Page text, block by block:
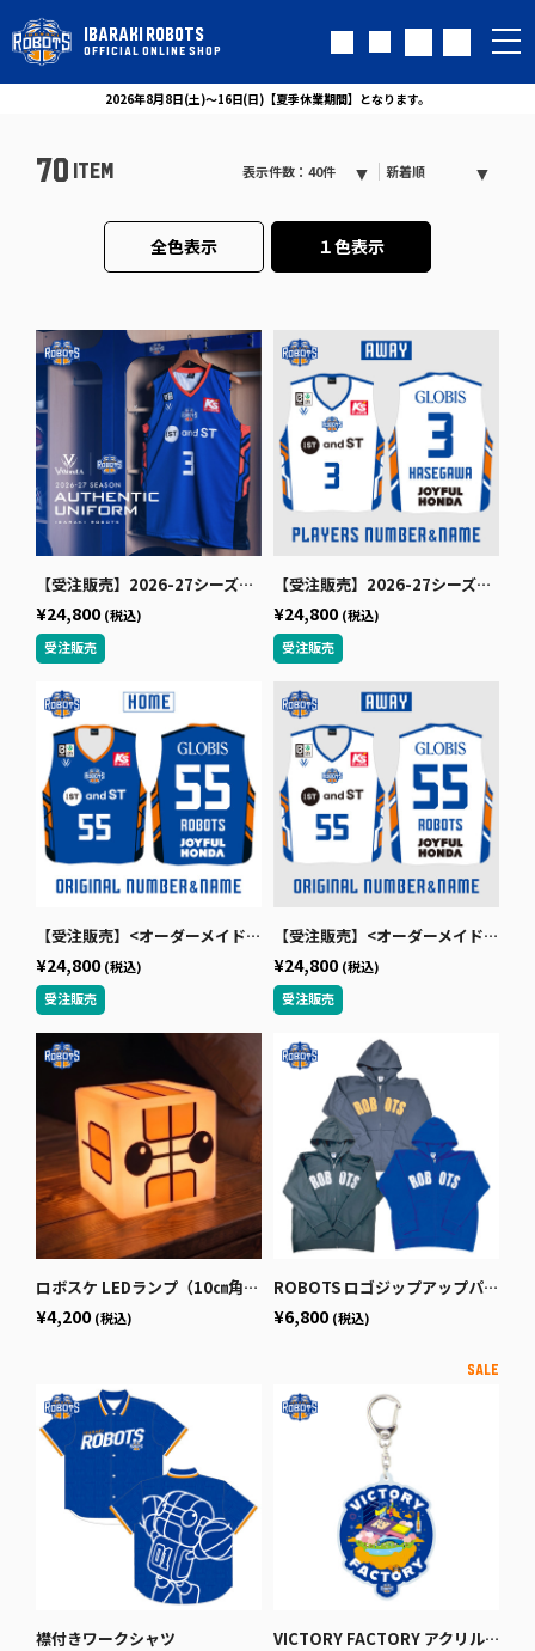
IBARAKI ROBOTS
OFFICIAL ONLINE SHOP
2026年8月8日(土)～16日(日)【夏季休業期間】となります。
70 ITEM 表示件数：40件 新着順
全色表示 １色表示
【受注販売】2026-27シーズンオーセンティックユニフォーム（ホーム/ブルー）
¥24,800 (税込)
【受注販売】2026-27シーズンオーセンティックユニフォーム（アウェー/ホワイト）
¥24,800 (税込)
【受注販売】<オーダーメイド>2026-27シーズンオーセンティックユニフォーム（ホーム/ブルー）
¥24,800 (税込)
【受注販売】<オーダーメイド>2026-27シーズンオーセンティックユニフォーム（アウェー/ホワイト）
¥24,800 (税込)
ロボスケ LEDランプ（10㎝角タイプ）
¥4,200 (税込)
ROBOTS ロゴジップアップパーカー
¥6,800 (税込)
襟付きワークシャツ VICTORY FACTORY アクリルキーホルダー